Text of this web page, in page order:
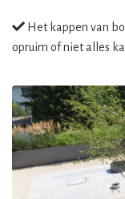
Het kappen van
opruim of niet alles